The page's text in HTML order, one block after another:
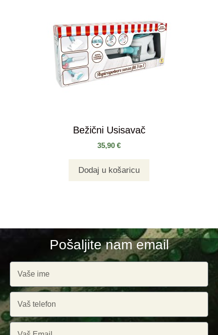
Bežični Usisavač
35,90 €
Dodaj u košaricu
Pošaljite nam email